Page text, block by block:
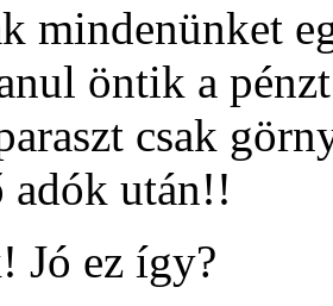
mindenünket
öntik a
csak
adók után!!
Jó ez így?